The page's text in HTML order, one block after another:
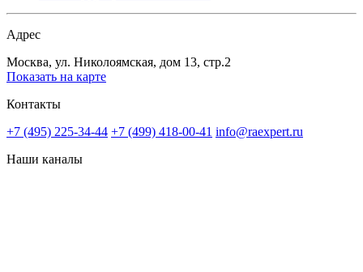
Адрес
Москва, ул. Николоямская, дом 13, стр.2
Показать на карте
Контакты
+7 (495) 225-34-44 +7 (499) 418-00-41 info@raexpert.ru
Наши каналы